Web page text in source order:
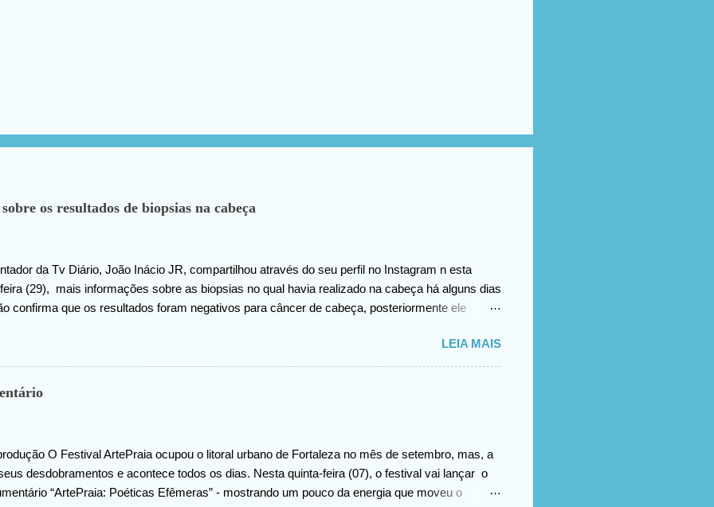
os resultados de biopsias na cabeça
da Tv Diário, João Inácio JR, compartilhou através do seu perfil no Instagram n esta
(29), mais informações sobre as biopsias no qual havia realizado na cabeça há alguns dias
confirma que os resultados foram negativos para câncer de cabeça, posteriormente ele
LEIA MAIS
O Festival ArtePraia ocupou o litoral urbano de Fortaleza no mês de setembro, mas, a
desdobramentos e acontece todos os dias. Nesta quinta-feira (07), o festival vai lançar o
“ArtePraia: Poéticas Efêmeras” - mostrando um pouco da energia que moveu o